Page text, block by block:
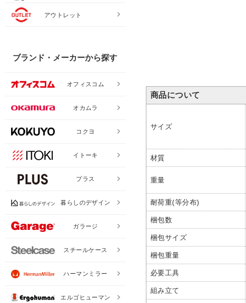
商品について
サイズ
材質
重量
耐荷重(等分布)
梱包数
梱包サイズ
梱包重量
必要工具
組み立て
アウトレット
ブランド・メーカーから探す
オフィスコム
オカムラ
コクヨ
イトーキ
プラス
暮らしのデザイン
ガラージ
スチールケース
ハーマンミラー
エルゴヒューマン